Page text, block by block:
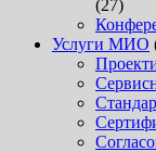
(27)
Услуги МИО